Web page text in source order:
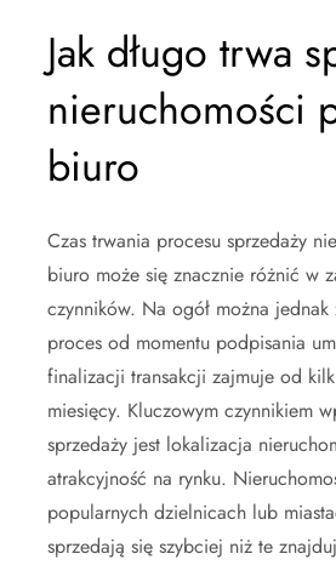
Jak długo trwa
nieruchomości
biuro
Czas trwania procesu sprzedaży
biuro może się znacznie różnić w
czynników. Na ogół można jednak
proces od momentu podpisania
finalizacji transakcji zajmuje od
miesięcy. Kluczowym czynnikiem
sprzedaży jest lokalizacja
atrakcyjność na rynku.
popularnych dzielnicach lub
sprzedają się szybciej niż te